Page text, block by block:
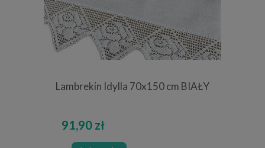
Lambrekin Idylla 70x150 cm BIAŁY
91,90 zł